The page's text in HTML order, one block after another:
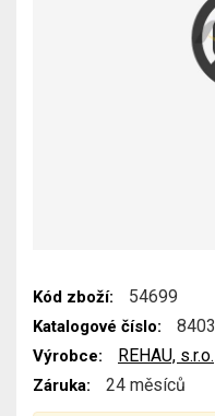
Kód zboží: 54699
Katalogové číslo:
Výrobce: REHAU, s.r.o.
Záruka: 24 měsíců